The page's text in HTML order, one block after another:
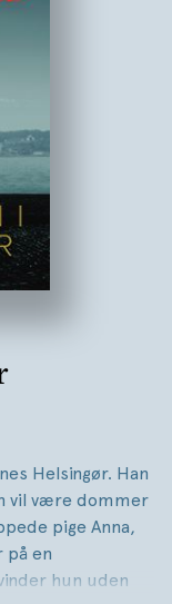
Helsingør. Han
vil være dommer
pige Anna,
på en
hun uden